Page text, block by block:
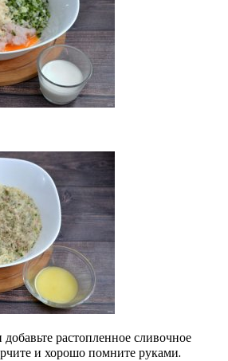
растопленное сливочное
и хорошо помните руками.